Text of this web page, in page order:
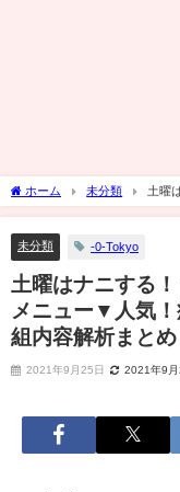
ホーム 未分類
土曜
人気！癒し足湯ブーツ▼秋旅
未分類 -0-Tokyo
土曜はナニする
メニュー▼人気
組内容解析まとめ
2021年9月25日 2021年9月